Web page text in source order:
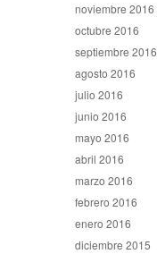
noviembre 2016
octubre 2016
septiembre 2016
agosto 2016
julio 2016
junio 2016
mayo 2016
abril 2016
marzo 2016
febrero 2016
enero 2016
diciembre 2015